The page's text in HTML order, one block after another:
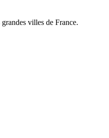
villes de France.